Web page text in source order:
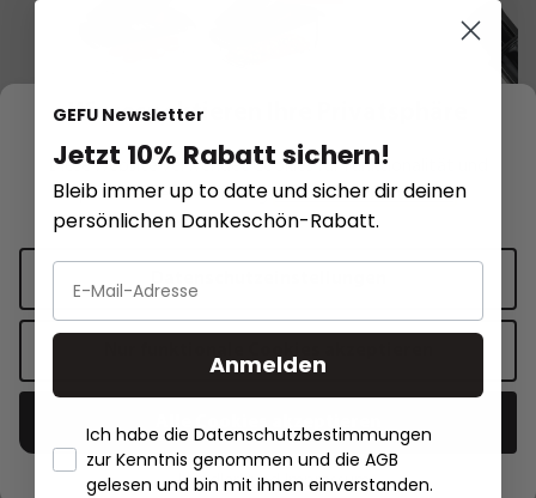
Aufbewahrungsbehälter
44,95 €* 54,95 €*
Gemüse- und
24,95 €* 29,95 €*
In den
Wir respektieren Ihre Privatsphäre
Diese Website verwendet Cookies für Funktionalität und
personalisierte Werbung.Mehr Informationen.
- Händlerbund Impressum
GEFU Newsletter
Jetzt 10% Rabatt sichern!
Bleib immer up to date und sicher dir deinen
persönlichen Dankeschön-Rabatt.
Anmelden
Ich habe die Datenschutzbestimmungen
zur Kenntnis genommen und die AGB
gelesen und bin mit ihnen einverstanden.